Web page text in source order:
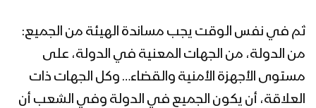
ثم في نفس الوقت يجب مساندة الهيئة من الجميع:
من الدولة، من الجهات المعنية في الدولة، على
مستوى الأجهزة الأمنية والقضاء… وكل الجهات ذات
العلاقة، أن يكون الجميع في الدولة وفي الشعب أن